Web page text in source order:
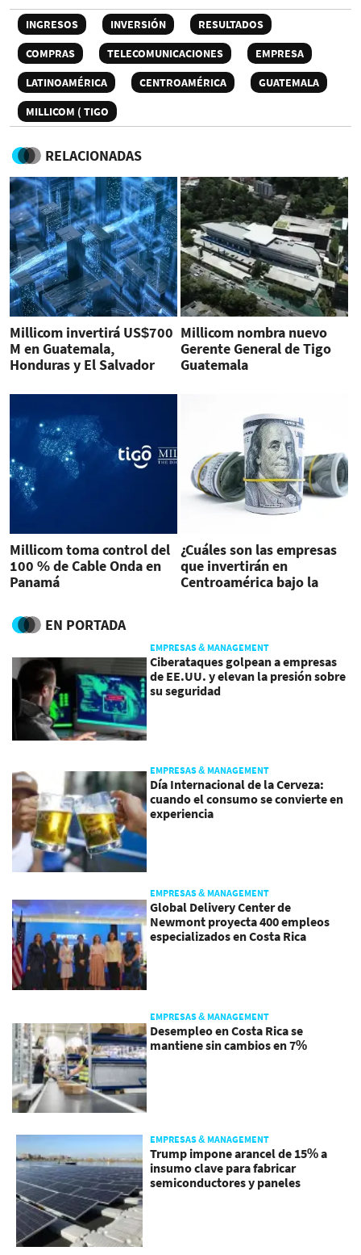
INGRESOS INVERSIÓN
RESULTADOS
COMPRAS
TELECOMUNICACIONES
EMPRESA
LATINOAMÉRICA
CENTROAMÉRICA
GUATEMALA
MILLICOM ( TIGO
RELACIONADAS
Millicom invertirá US$700
M en Guatemala,
Honduras y El Salvador
Millicom nombra nuevo
Gerente General de Tigo
Guatemala
Millicom toma control del
100 % de Cable Onda en
Panamá
¿Cuáles son las empresas
que invertirán en
Centroamérica bajo la
EN PORTADA
EMPRESAS & MANAGEMENT
Ciberataques golpean a empresas
de EE.UU. y elevan la presión sobre
su seguridad
EMPRESAS & MANAGEMENT
Día Internacional de la Cerveza:
cuando el consumo se convierte en
experiencia
EMPRESAS & MANAGEMENT
Global Delivery Center de
Newmont proyecta 400 empleos
especializados en Costa Rica
EMPRESAS & MANAGEMENT
Desempleo en Costa Rica se
mantiene sin cambios en 7%
EMPRESAS & MANAGEMENT
Trump impone arancel de 15% a
insumo clave para fabricar
semiconductores y paneles